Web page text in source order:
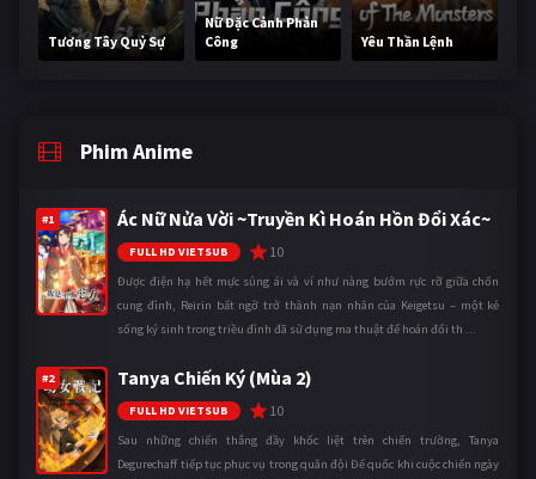
Tương Tây Quỷ Sự
Nữ Đặc Cảnh Phản
Công
Yêu Thần Lệnh
Phim Anime
#1 Ác Nữ Nửa Vời ~Truyền Kì Hoán Hồn Đổi Xác~
FULL HD VIETSUB 10
Được điện hạ hết mực sủng ái và ví như nàng bướm rực rỡ giữa chốn
cung đình, Reirin bất ngờ trở thành nạn nhân của Keigetsu – một kẻ
sống ký sinh trong triều đình đã sử dụng ma thuật để hoán đổi th ...
#2 Tanya Chiến Ký (Mùa 2)
FULL HD VIETSUB 10
Sau những chiến thắng đầy khốc liệt trên chiến trường, Tanya
Degurechaff tiếp tục phục vụ trong quân đội Đế quốc khi cuộc chiến ngày